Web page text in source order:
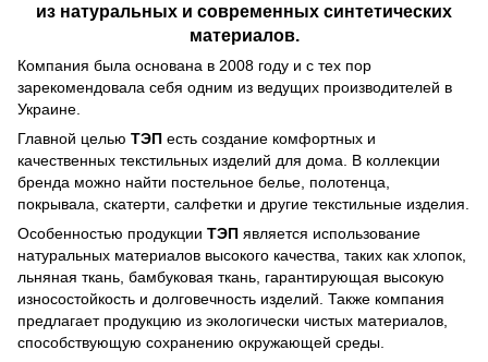
из натуральных и современных синтетических
материалов.
Компания была основана в 2008 году и с тех пор
зарекомендовала себя одним из ведущих производителей в
Украине.
Главной целью ТЭП есть создание комфортных и
качественных текстильных изделий для дома. В коллекции
бренда можно найти постельное белье, полотенца,
покрывала, скатерти, салфетки и другие текстильные изделия.
Особенностью продукции ТЭП является использование
натуральных материалов высокого качества, таких как хлопок,
льняная ткань, бамбуковая ткань, гарантирующая высокую
износостойкость и долговечность изделий. Также компания
предлагает продукцию из экологически чистых материалов,
способствующую сохранению окружающей среды.